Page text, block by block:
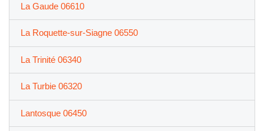
La Gaude 06610
La Roquette-sur-Siagne 06550
La Trinité 06340
La Turbie 06320
Lantosque 06450